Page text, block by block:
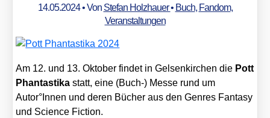
14.05.2024• Von Stefan Holzhauer• Buch, Fandom,
Veranstaltungen
Am 12. und 13. Okto­ber fin­det in Gel­sen­kir­chen die Pott
Phan­tas­tika statt, eine (Buch-) Mes­se rund um
Autor°Innen und deren Bücher aus den Gen­res Fan­ta­sy
und Sci­ence Fic­tion.